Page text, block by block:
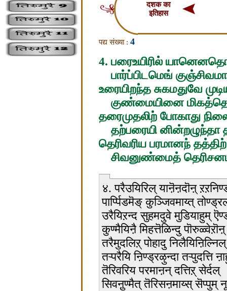
दशक का
इतिहास
पद्य संख्या : 4
4. பரைஉயிரில்
பார்ப்பிடமெங்
உரையிறந்த சுகமதுவே
குண்மையினை
தரைமுதலிற் போகாது
தற்பரையி னின்றழுந்தா
தெரிவரிய பரமானந்
சிவனுண்மைத்
४. परैउयिरिल् याऩॆऩदॊऩ्
पार्प्पिडमॆङ् कुञ्जिवमाय्त्
उरैयिऱन्द सुहमदुवे मुडियाहुम्
कुण्मैयिऩै मिहत्तॆळिन्दु पॊरुळ्वेऱॊऩ्
तरैमुदलिऱ् पोहादु
तऱ्परैयि ऩिण्ड्रऴुन्दा तऱ्पुदत्ति
तॆरिवरिय परमाऩन् दत्तिऱ् सेर्दल्
सिवऩुण्मैत् तॆरिसऩमाय्स् सॆप्पुम्